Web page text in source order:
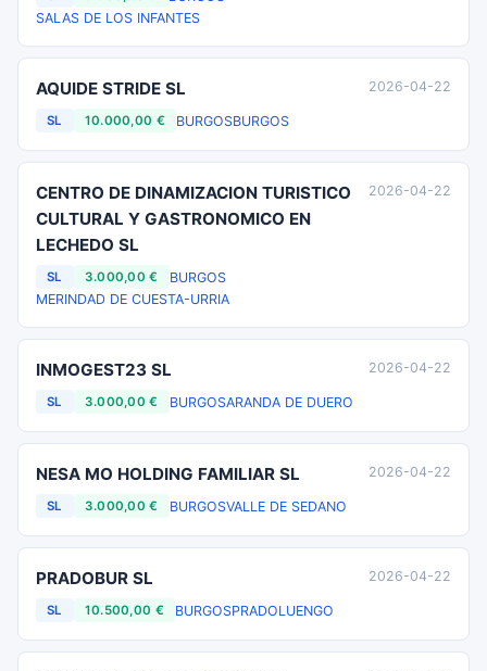
SALAS DE LOS INFANTES
AQUIDE STRIDE SL
SL 10.000,00 € BURGOSBURGOS
2026-04-22
CENTRO DE DINAMIZACION TURISTICO
CULTURAL Y GASTRONOMICO EN
LECHEDO SL
SL 3.000,00 €
BURGOS
MERINDAD DE CUESTA-URRIA
2026-04-22
INMOGEST23 SL
SL 3.000,00 € BURGOSARANDA DE DUERO
2026-04-22
NESA MO HOLDING FAMILIAR SL
SL 3.000,00 € BURGOSVALLE DE SEDANO
2026-04-22
PRADOBUR SL
SL 10.500,00 € BURGOSPRADOLUENGO
2026-04-22